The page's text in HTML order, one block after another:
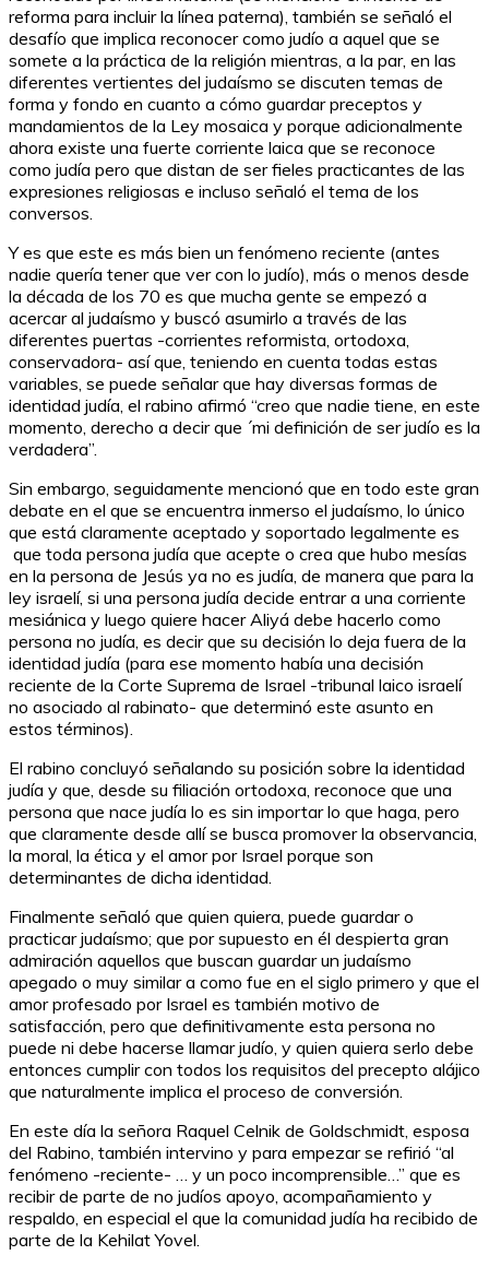
reforma para incluir la línea paterna), también se señaló el
desafío que implica reconocer como judío a aquel que se
somete a la práctica de la religión mientras, a la par, en las
diferentes vertientes del judaísmo se discuten temas de
forma y fondo en cuanto a cómo guardar preceptos y
mandamientos de la Ley mosaica y porque adicionalmente
ahora existe una fuerte corriente laica que se reconoce
como judía pero que distan de ser fieles practicantes de las
expresiones religiosas e incluso señaló el tema de los
conversos.
Y es que este es más bien un fenómeno reciente (antes
nadie quería tener que ver con lo judío), más o menos desde
la década de los 70 es que mucha gente se empezó a
acercar al judaísmo y buscó asumirlo a través de las
diferentes puertas -corrientes reformista, ortodoxa,
conservadora- así que, teniendo en cuenta todas estas
variables, se puede señalar que hay diversas formas de
identidad judía, el rabino afirmó “creo que nadie tiene, en este
momento, derecho a decir que ´mi definición de ser judío es la
verdadera”.
Sin embargo, seguidamente mencionó que en todo este gran
debate en el que se encuentra inmerso el judaísmo, lo único
que está claramente aceptado y soportado legalmente es
que toda persona judía que acepte o crea que hubo mesías
en la persona de Jesús ya no es judía, de manera que para la
ley israelí, si una persona judía decide entrar a una corriente
mesiánica y luego quiere hacer Aliyá debe hacerlo como
persona no judía, es decir que su decisión lo deja fuera de la
identidad judía (para ese momento había una decisión
reciente de la Corte Suprema de Israel -tribunal laico israelí
no asociado al rabinato- que determinó este asunto en
estos términos).
El rabino concluyó señalando su posición sobre la identidad
judía y que, desde su filiación ortodoxa, reconoce que una
persona que nace judía lo es sin importar lo que haga, pero
que claramente desde allí se busca promover la observancia,
la moral, la ética y el amor por Israel porque son
determinantes de dicha identidad.
Finalmente señaló que quien quiera, puede guardar o
practicar judaísmo; que por supuesto en él despierta gran
admiración aquellos que buscan guardar un judaísmo
apegado o muy similar a como fue en el siglo primero y que el
amor profesado por Israel es también motivo de
satisfacción, pero que definitivamente esta persona no
puede ni debe hacerse llamar judío, y quien quiera serlo debe
entonces cumplir con todos los requisitos del precepto alájico
que naturalmente implica el proceso de conversión.
En este día la señora Raquel Celnik de Goldschmidt, esposa
del Rabino, también intervino y para empezar se refirió “al
fenómeno -reciente- … y un poco incomprensible…” que es
recibir de parte de no judíos apoyo, acompañamiento y
respaldo, en especial el que la comunidad judía ha recibido de
parte de la Kehilat Yovel.